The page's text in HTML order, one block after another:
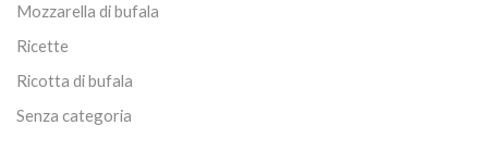
Mozzarella di bufala
Ricette
Ricotta di bufala
Senza categoria